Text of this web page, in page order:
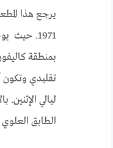
يرجع هذا
1971.
بمنطقة
تقليدي
ليالي
الطابق